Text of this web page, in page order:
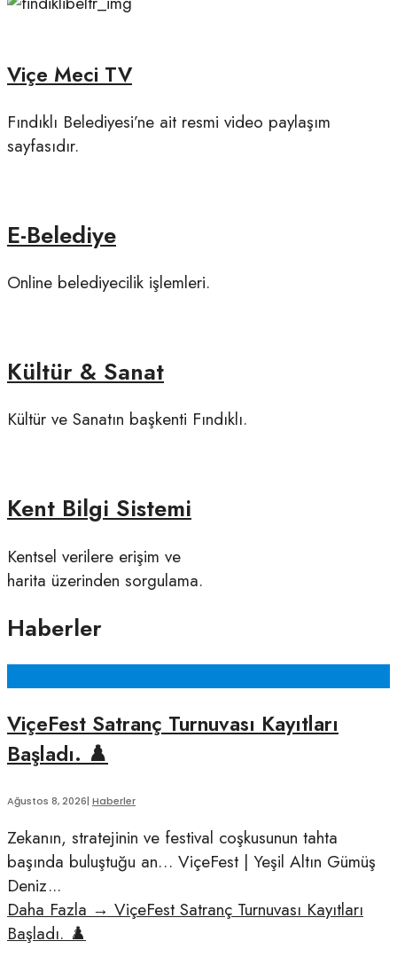
Viçe Meci TV
Fındıklı Belediyesi’ne ait resmi video paylaşım
sayfasıdır.
E-Belediye
Online belediyecilik işlemleri.
Kültür & Sanat
Kültür ve Sanatın başkenti Fındıklı.
Kent Bilgi Sistemi
Kentsel verilere erişim ve
harita üzerinden sorgulama.
Haberler
ViçeFest Satranç Turnuvası Kayıtları
Başladı. ♟️
Ağustos 8, 2026| Haberler
Zekanın, stratejinin ve festival coşkusunun tahta
başında buluştuğu an… ViçeFest | Yeşil Altın Gümüş
Deniz...
Daha Fazla → ViçeFest Satranç Turnuvası Kayıtları
Başladı. ♟️